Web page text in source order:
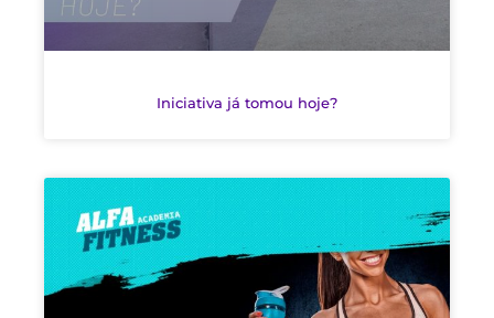
Iniciativa já tomou hoje?